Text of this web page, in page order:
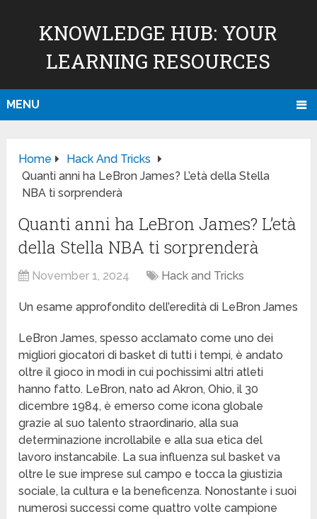
KNOWLEDGE HUB: YOUR
LEARNING RESOURCES
MENU
Home
Hack And Tricks
Quanti anni ha LeBron James? L’età della Stella
NBA ti sorprenderà
Quanti anni ha LeBron James? L’età
della Stella NBA ti sorprenderà
November 1, 2024 Hack and Tricks
Un esame approfondito dell’eredità di LeBron James
LeBron James, spesso acclamato come uno dei
migliori giocatori di basket di tutti i tempi, è andato
oltre il gioco in modi in cui pochissimi altri atleti
hanno fatto. LeBron, nato ad Akron, Ohio, il 30
dicembre 1984, è emerso come icona globale
grazie al suo talento straordinario, alla sua
determinazione incrollabile e alla sua etica del
lavoro instancabile. La sua influenza sul basket va
oltre le sue imprese sul campo e tocca la giustizia
sociale, la cultura e la beneficenza. Nonostante i suoi
numerosi successi come quattro volte campione